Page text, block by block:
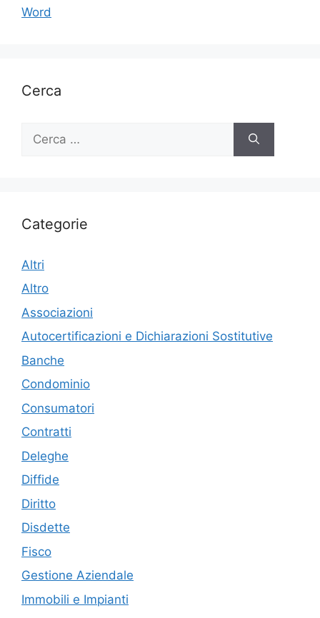
Word
Cerca
per:
Categorie
Altri
Altro
Associazioni
Autocertificazioni e Dichiarazioni Sostitutive
Banche
Condominio
Consumatori
Contratti
Deleghe
Diffide
Diritto
Disdette
Fisco
Gestione Aziendale
Immobili e Impianti